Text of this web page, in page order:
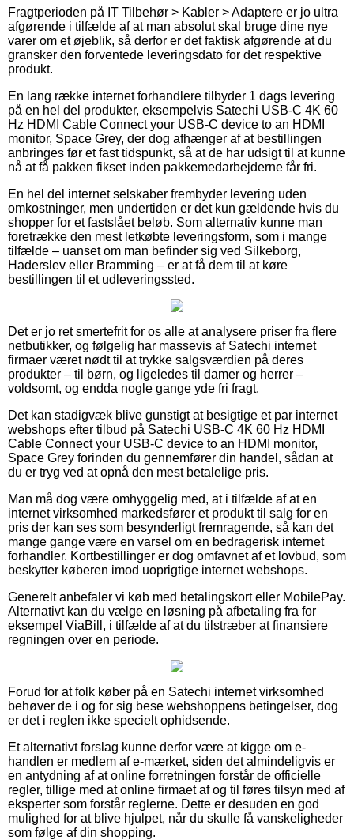
Fragtperioden på IT Tilbehør > Kabler > Adaptere er jo ultra
afgørende i tilfælde af at man absolut skal bruge dine nye
varer om et øjeblik, så derfor er det faktisk afgørende at du
gransker den forventede leveringsdato for det respektive
produkt.
En lang række internet forhandlere tilbyder 1 dags levering
på en hel del produkter, eksempelvis Satechi USB-C 4K 60
Hz HDMI Cable Connect your USB-C device to an HDMI
monitor, Space Grey, der dog afhænger af at bestillingen
anbringes før et fast tidspunkt, så at de har udsigt til at kunne
nå at få pakken fikset inden pakkemedarbejderne får fri.
En hel del internet selskaber frembyder levering uden
omkostninger, men undertiden er det kun gældende hvis du
shopper for et fastslået beløb. Som alternativ kunne man
foretrække den mest letkøbte leveringsform, som i mange
tilfælde – uanset om man befinder sig ved Silkeborg,
Haderslev eller Bramming – er at få dem til at køre
bestillingen til et udleveringssted.
Det er jo ret smertefrit for os alle at analysere priser fra flere
netbutikker, og følgelig har massevis af Satechi internet
firmaer været nødt til at trykke salgsværdien på deres
produkter – til børn, og ligeledes til damer og herrer –
voldsomt, og endda nogle gange yde fri fragt.
Det kan stadigvæk blive gunstigt at besigtige et par internet
webshops efter tilbud på Satechi USB-C 4K 60 Hz HDMI
Cable Connect your USB-C device to an HDMI monitor,
Space Grey forinden du gennemfører din handel, sådan at
du er tryg ved at opnå den mest betalelige pris.
Man må dog være omhyggelig med, at i tilfælde af at en
internet virksomhed markedsfører et produkt til salg for en
pris der kan ses som besynderligt fremragende, så kan det
mange gange være en varsel om en bedragerisk internet
forhandler. Kortbestillinger er dog omfavnet af et lovbud, som
beskytter køberen imod uoprigtige internet webshops.
Generelt anbefaler vi køb med betalingskort eller MobilePay.
Alternativt kan du vælge en løsning på afbetaling fra for
eksempel ViaBill, i tilfælde af at du tilstræber at finansiere
regningen over en periode.
Forud for at folk køber på en Satechi internet virksomhed
behøver de i og for sig bese webshoppens betingelser, dog
er det i reglen ikke specielt ophidsende.
Et alternativt forslag kunne derfor være at kigge om e-
handlen er medlem af e-mærket, siden det almindeligvis er
en antydning af at online forretningen forstår de officielle
regler, tillige med at online firmaet af og til føres tilsyn med af
eksperter som forstår reglerne. Dette er desuden en god
mulighed for at blive hjulpet, når du skulle få vanskeligheder
som følge af din shopping.